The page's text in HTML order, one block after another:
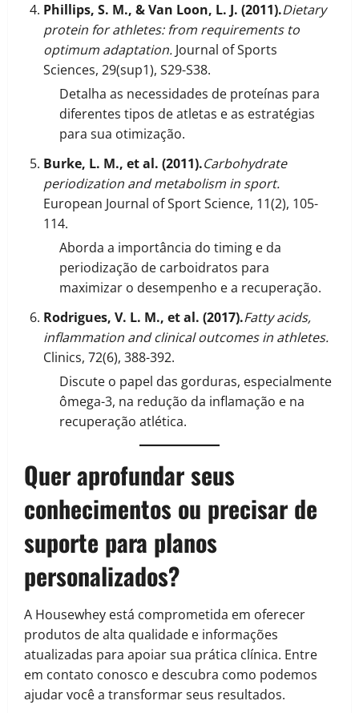
Phillips, S. M., & Van Loon, L. J. (2011).Dietary
protein for athletes: from requirements to
optimum adaptation. Journal of Sports
Sciences, 29(sup1), S29-S38.
Detalha as necessidades de proteínas para
diferentes tipos de atletas e as estratégias
para sua otimização.
Burke, L. M., et al. (2011).Carbohydrate
periodization and metabolism in sport.
European Journal of Sport Science, 11(2), 105-
114.
Aborda a importância do timing e da
periodização de carboidratos para
maximizar o desempenho e a recuperação.
Rodrigues, V. L. M., et al. (2017).Fatty acids,
inflammation and clinical outcomes in athletes.
Clinics, 72(6), 388-392.
Discute o papel das gorduras, especialmente
ômega-3, na redução da inflamação e na
recuperação atlética.
Quer aprofundar seus
conhecimentos ou precisar de
suporte para planos
personalizados?
A Housewhey está comprometida em oferecer
produtos de alta qualidade e informações
atualizadas para apoiar sua prática clínica. Entre
em contato conosco e descubra como podemos
ajudar você a transformar seus resultados.